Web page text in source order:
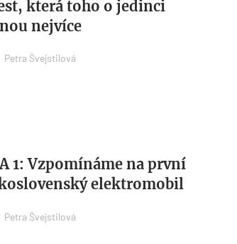
která toho o jedinci
nejvíce
Petra Švejstilová
1: Vzpomínáme na první
elektromobil
Petra Švejstilová